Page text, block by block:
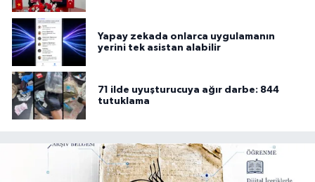
Yapay zekada onlarca uygulamanın
yerini tek asistan alabilir
71 ilde uyuşturucuya ağır darbe: 844
tutuklama